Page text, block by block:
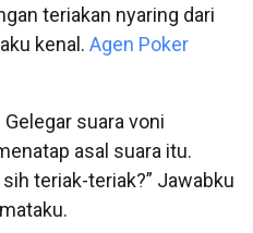
teriakan nyaring dari
kenal. Agen Poker
Gelegar suara voni
asal suara itu.
teriak-teriak?” Jawabku